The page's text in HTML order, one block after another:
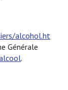
alcohol.ht
Générale
.